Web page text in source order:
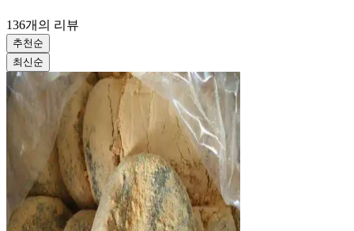
136개의 리뷰
추천순
최신순